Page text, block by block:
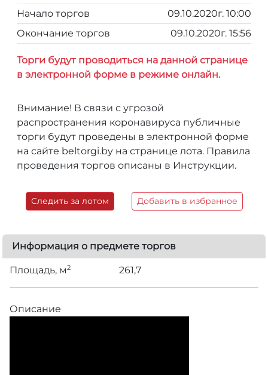
Начало торгов
09.10.2020г. 10:00
Окончание торгов
09.10.2020г. 15:56
Торги будут проводиться на данной странице
в электронной форме в режиме онлайн.
Внимание! В связи с угрозой
распространения коронавируса публичные
торги будут проведены в электронной форме
на сайте beltorgi.by на странице лота. Правила
проведения торгов описаны в Инструкции.
Следить за лотом Добавить в избранное
Информация о предмете торгов
Площадь, м2 261,7
Описание